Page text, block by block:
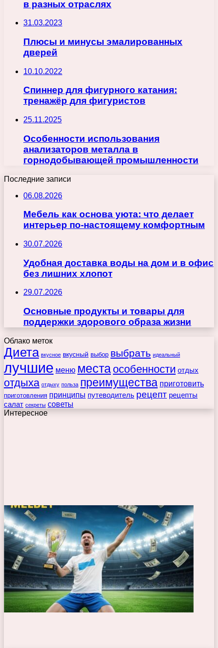
в разных отраслях
31.03.2023
Плюсы и минусы эмалированных
дверей
10.10.2022
Спиннер для фигурного катания:
тренажёр для фигуристов
25.11.2025
Особенности использования
анализаторов металла в
горнодобывающей промышленности
Последние записи
06.08.2026
Мебель как основа уюта: что делает
интерьер по-настоящему комфортным
30.07.2026
Удобная доставка воды на дом и в офис
без лишних хлопот
29.07.2026
Основные продукты и товары для
поддержки здорового образа жизни
Облако меток
Диета вкусное вкусный выбор выбрать идеальный
лучшие меню места особенности отдых
отдыха отдыху польза преимущества приготовить
приготовления принципы путеводитель рецепт рецепты
салат секреты советы
Интересное